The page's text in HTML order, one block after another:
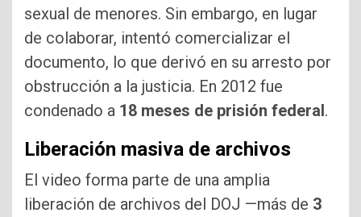
sexual de menores. Sin embargo, en lugar
de colaborar, intentó comercializar el
documento, lo que derivó en su arresto por
obstrucción a la justicia. En 2012 fue
condenado a 18 meses de prisión federal.
Liberación masiva de archivos
El video forma parte de una amplia
liberación de archivos del DOJ —más de 3